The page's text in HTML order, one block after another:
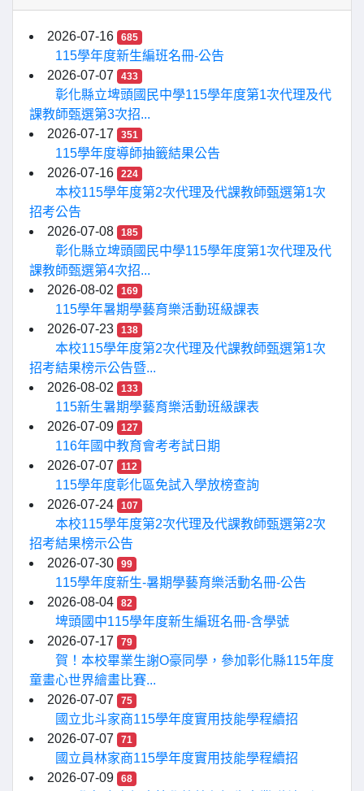
2026-07-16 685
115學年度新生編班名冊-公告
2026-07-07
433
彰化縣立埤頭國民中學115學年度第1次代理及代
課教師甄選第3次招...
2026-07-17
351
115學年度導師抽籤結果公告
2026-07-16
224
本校115學年度第2次代理及代課教師甄選第1次
招考公告
2026-07-08
185
彰化縣立埤頭國民中學115學年度第1次代理及代
課教師甄選第4次招...
2026-08-02
169
115學年暑期學藝育樂活動班級課表
2026-07-23
138
本校115學年度第2次代理及代課教師甄選第1次
招考結果榜示公告暨...
2026-08-02
133
115新生暑期學藝育樂活動班級課表
2026-07-09
127
116年國中教育會考考試日期
2026-07-07
112
115學年度彰化區免試入學放榜查詢
2026-07-24
107
本校115學年度第2次代理及代課教師甄選第2次
招考結果榜示公告
2026-07-30
99
115學年度新生-暑期學藝育樂活動名冊-公告
2026-08-04
82
埤頭國中115學年度新生編班名冊-含學號
2026-07-17
79
賀！本校畢業生謝O豪同學，參加彰化縣115年度
童畫心世界繪畫比賽...
2026-07-07
75
國立北斗家商115學年度實用技能學程續招
2026-07-07
71
國立員林家商115學年度實用技能學程續招
2026-07-09
68